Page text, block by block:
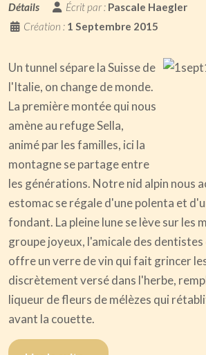
Détails Écrit par : Pascale Haegler
Création : 1 Septembre 2015
Un tunnel sépare la Suisse de
l'Italie, on change de monde.
La première montée qui nous
amène au refuge Sella,
animé par les familles, ici la
montagne se partage entre
les générations. Notre nid alpin nous
estomac se régale d'une polenta et
fondant. La pleine lune se lève sur les
groupe joyeux, l'amicale des dentistes
offre un verre de vin qui fait grincer
discrètement versé dans l'herbe,
liqueur de fleurs de mélèzes qui
avant la couette.